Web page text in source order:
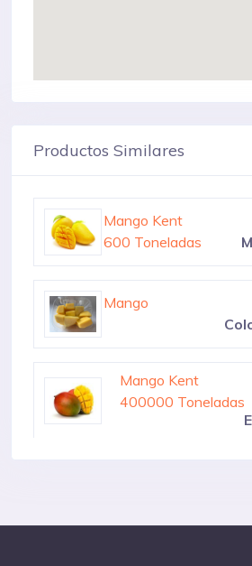
Productos Similares
Mango Congelado
300 Toneladas
600 Toneladas
Mango Congelado